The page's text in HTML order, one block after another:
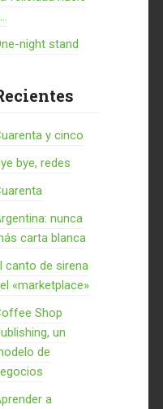
night stand
y cinco
bye, redes
nunca
carta blanca
canto de sirena
«marketplace»
Shop
un
de
a